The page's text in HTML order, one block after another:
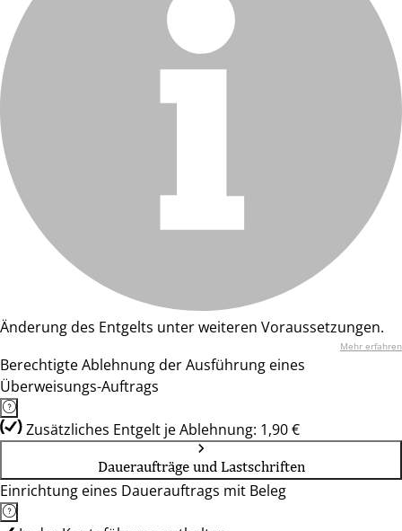
Änderung des Entgelts unter weiteren Voraussetzungen.
Mehr erfahren
Berechtigte Ablehnung der Ausführung eines
Überweisungs-Auftrags
Zusätzliches Entgelt je Ablehnung: 1,90 €
Daueraufträge und Lastschriften
Einrichtung eines Dauerauftrags mit Beleg